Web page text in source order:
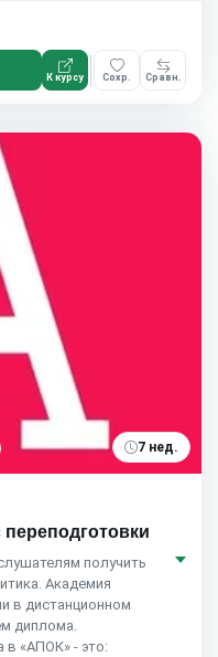
К курсу Сохр. Сравн.
7 нед.
переподготовки
получить
Академия
в дистанционном
диплома.
в «АПОК» - это: